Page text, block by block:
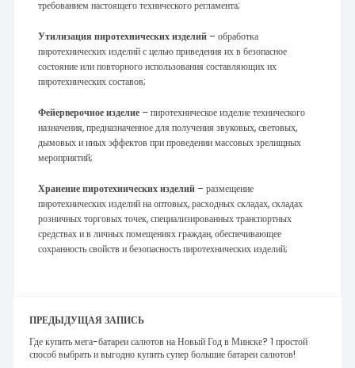
требованием настоящего технического регламента;
Утилизация пиротехнических изделий – обработка
пиротехнических изделий с целью приведения их в безопасное
состояние или повторного использования составляющих их
пиротехнических составов;
Фейерверочное изделие – пиротехническое изделие технического
назначения, предназначенное для получения звуковых, световых,
дымовых и иных эффектов при проведении массовых зрелищных
мероприятий;
Хранение пиротехнических изделий – размещение
пиротехнических изделий на оптовых, расходных складах, складах
розничных торговых точек, специализированных транспортных
средствах и в личных помещениях граждан, обеспечивающее
сохранность свойств и безопасность пиротехнических изделий;
ПРЕДЫДУЩАЯ ЗАПИСЬ
Где купить мега-батареи салютов на Новый Год в Минске? 1 простой
способ выбрать и выгодно купить супер большие батареи салютов!